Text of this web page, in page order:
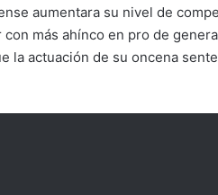
aumentara su nivel de
más ahínco en pro de
actuación de su oncena